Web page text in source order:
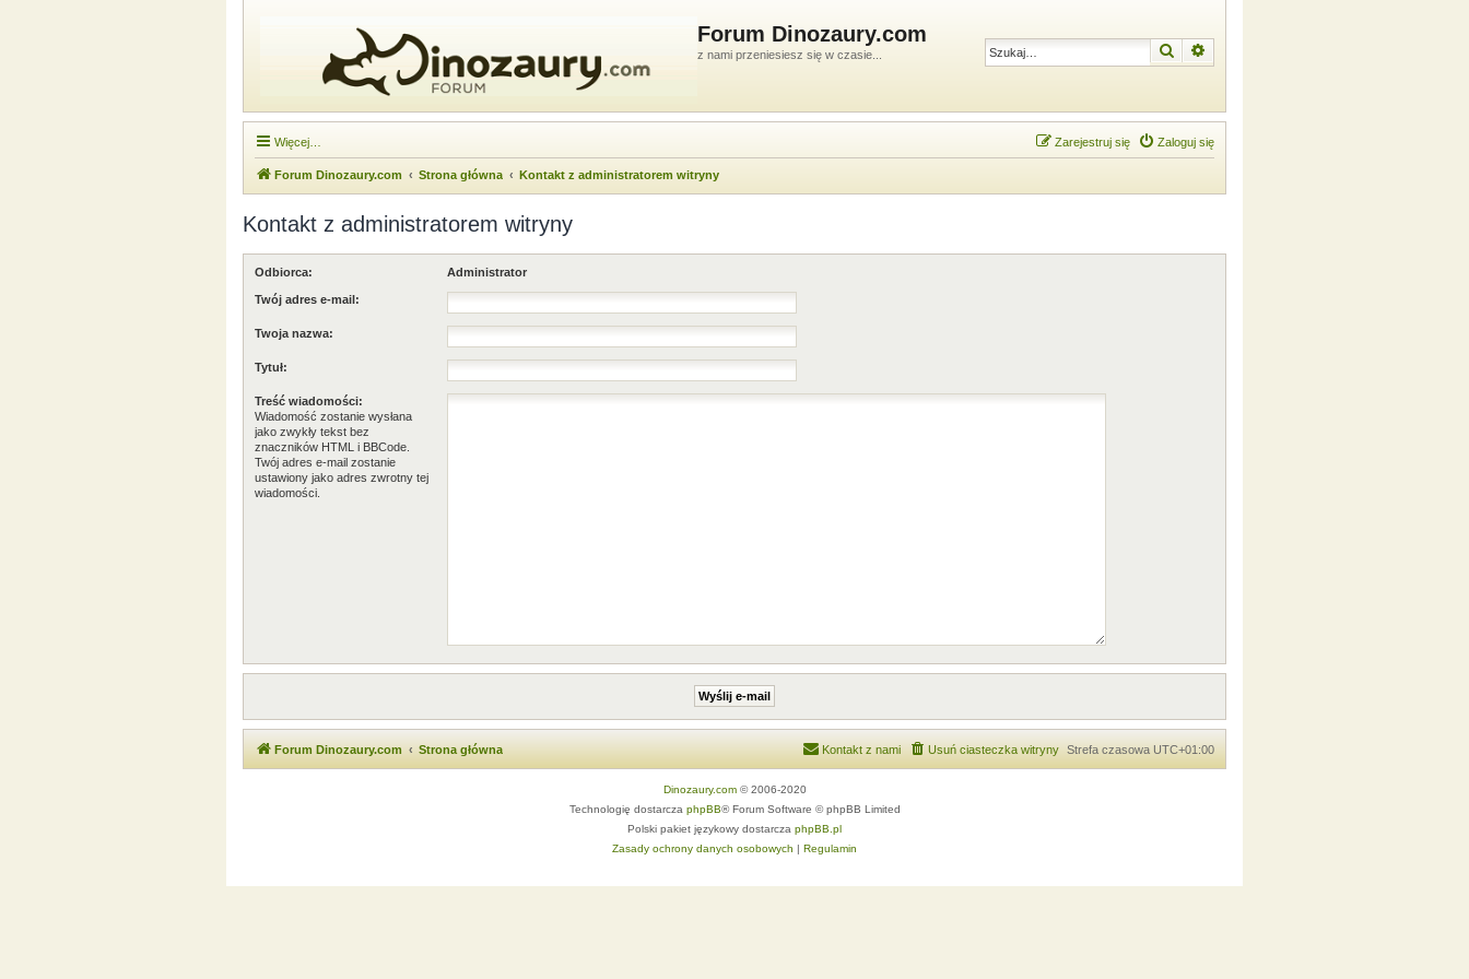
Forum Dinozaury.com
z nami przeniesiesz się w czasie... Szukaj
Więcej… Zaloguj się
Zarejestruj się
Forum Dinozaury.com Strona główna Kontakt z administratorem witryny
Kontakt z administratorem witryny
Odbiorca: Administrator
Twój adres e-mail:
Twoja nazwa:
Tytuł:
Treść wiadomości:
Wiadomość zostanie wysłana
jako zwykły tekst bez
znaczników HTML i BBCode.
Twój adres e-mail zostanie
ustawiony jako adres zwrotny tej
wiadomości.
Forum Dinozaury.com Strona główna Strefa czasowa UTC+01:00
Usuń ciasteczka witryny
Kontakt z nami
Dinozaury.com© 2006-2020
Technologię dostarcza phpBB® Forum Software © phpBB Limited
Polski pakiet językowy dostarcza phpBB.pl
Zasady ochrony danych osobowych | Regulamin